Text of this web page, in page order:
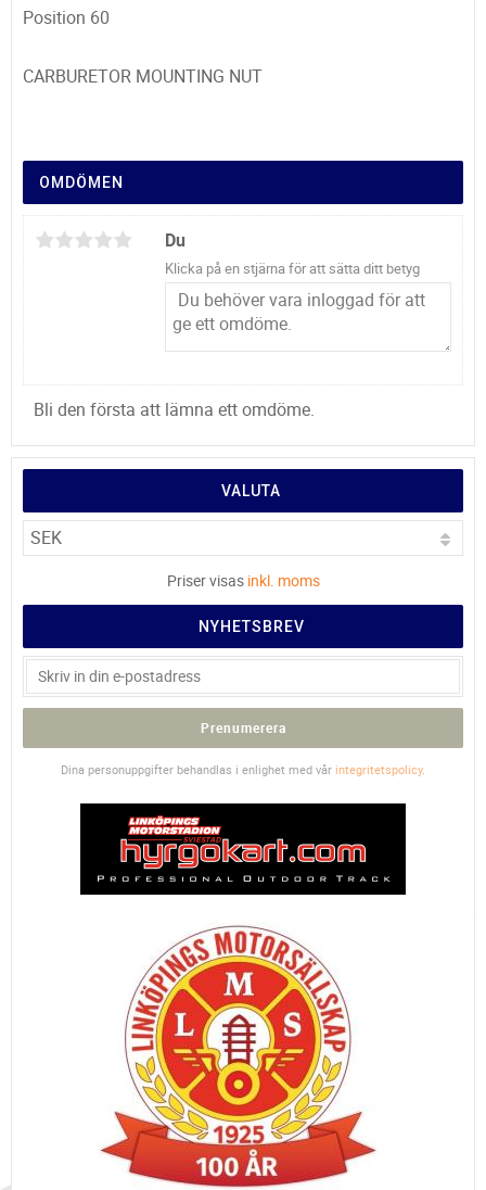
Position 60
CARBURETOR MOUNTING NUT
OMDÖMEN
Du
Klicka på en stjärna för att sätta ditt betyg
Bli den första att lämna ett omdöme.
VALUTA
Priser visas inkl. moms
NYHETSBREV
Prenumerera
Dina personuppgifter behandlas i enlighet med vår integritetspolicy.